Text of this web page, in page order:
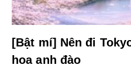
[Bật mí] Nên đi
hoa anh đào